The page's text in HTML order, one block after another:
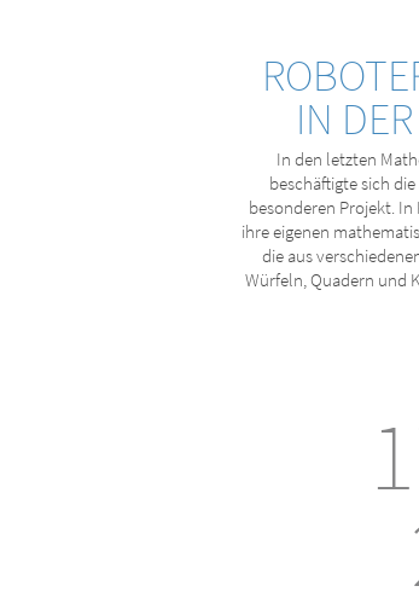
IN
In den letzten
beschäftigte sich
besonderen Projekt.
ihre eigenen
die aus
Würfeln, Quadern und